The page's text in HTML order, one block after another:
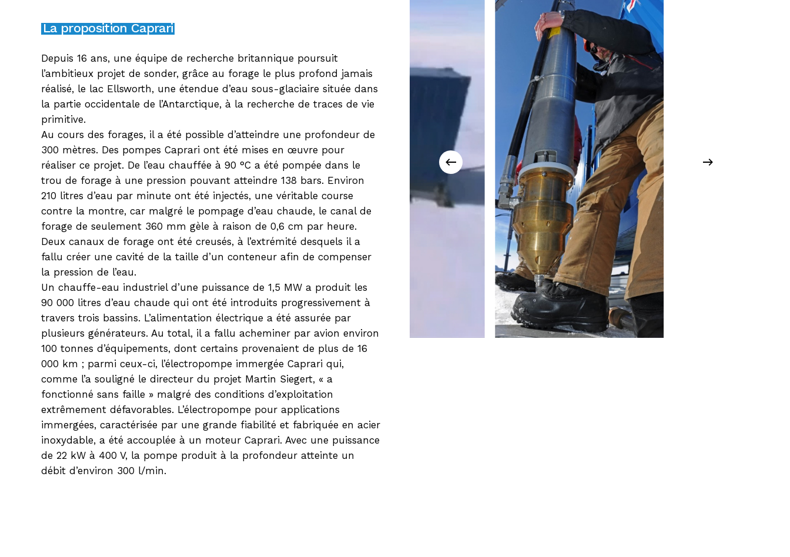
La proposition Caprari
Depuis 16 ans, une équipe de recherche britannique poursuit
l’ambitieux projet de sonder, grâce au forage le plus profond jamais
réalisé, le lac Ellsworth, une étendue d’eau sous-glaciaire située dans
la partie occidentale de l’Antarctique, à la recherche de traces de vie
primitive.
Au cours des forages, il a été possible d’atteindre une profondeur de
300 mètres. Des pompes Caprari ont été mises en œuvre pour
réaliser ce projet. De l’eau chauffée à 90 °C a été pompée dans le
trou de forage à une pression pouvant atteindre 138 bars. Environ
210 litres d’eau par minute ont été injectés, une véritable course
contre la montre, car malgré le pompage d’eau chaude, le canal de
forage de seulement 360 mm gèle à raison de 0,6 cm par heure.
Deux canaux de forage ont été creusés, à l’extrémité desquels il a
fallu créer une cavité de la taille d’un conteneur afin de compenser
la pression de l’eau.
Un chauffe-eau industriel d’une puissance de 1,5 MW a produit les
90 000 litres d’eau chaude qui ont été introduits progressivement à
travers trois bassins. L’alimentation électrique a été assurée par
plusieurs générateurs. Au total, il a fallu acheminer par avion environ
100 tonnes d’équipements, dont certains provenaient de plus de 16
000 km ; parmi ceux-ci, l’électropompe immergée Caprari qui,
comme l’a souligné le directeur du projet Martin Siegert, « a
fonctionné sans faille » malgré des conditions d’exploitation
extrêmement défavorables. L’électropompe pour applications
immergées, caractérisée par une grande fiabilité et fabriquée en acier
inoxydable, a été accouplée à un moteur Caprari. Avec une puissance
de 22 kW à 400 V, la pompe produit à la profondeur atteinte un
débit d’environ 300 l/min.